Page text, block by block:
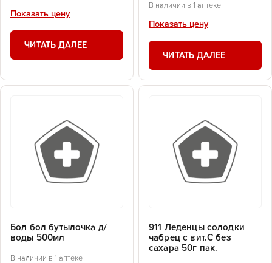
Показать цену
ЧИТАТЬ ДАЛЕЕ
В наличии в 1 аптеке
Показать цену
ЧИТАТЬ ДАЛЕЕ
Бол бол бутылочка д/
воды 500мл
В наличии в 1 аптеке
911 Леденцы солодки
чабрец с вит.С без
сахара 50г пак.